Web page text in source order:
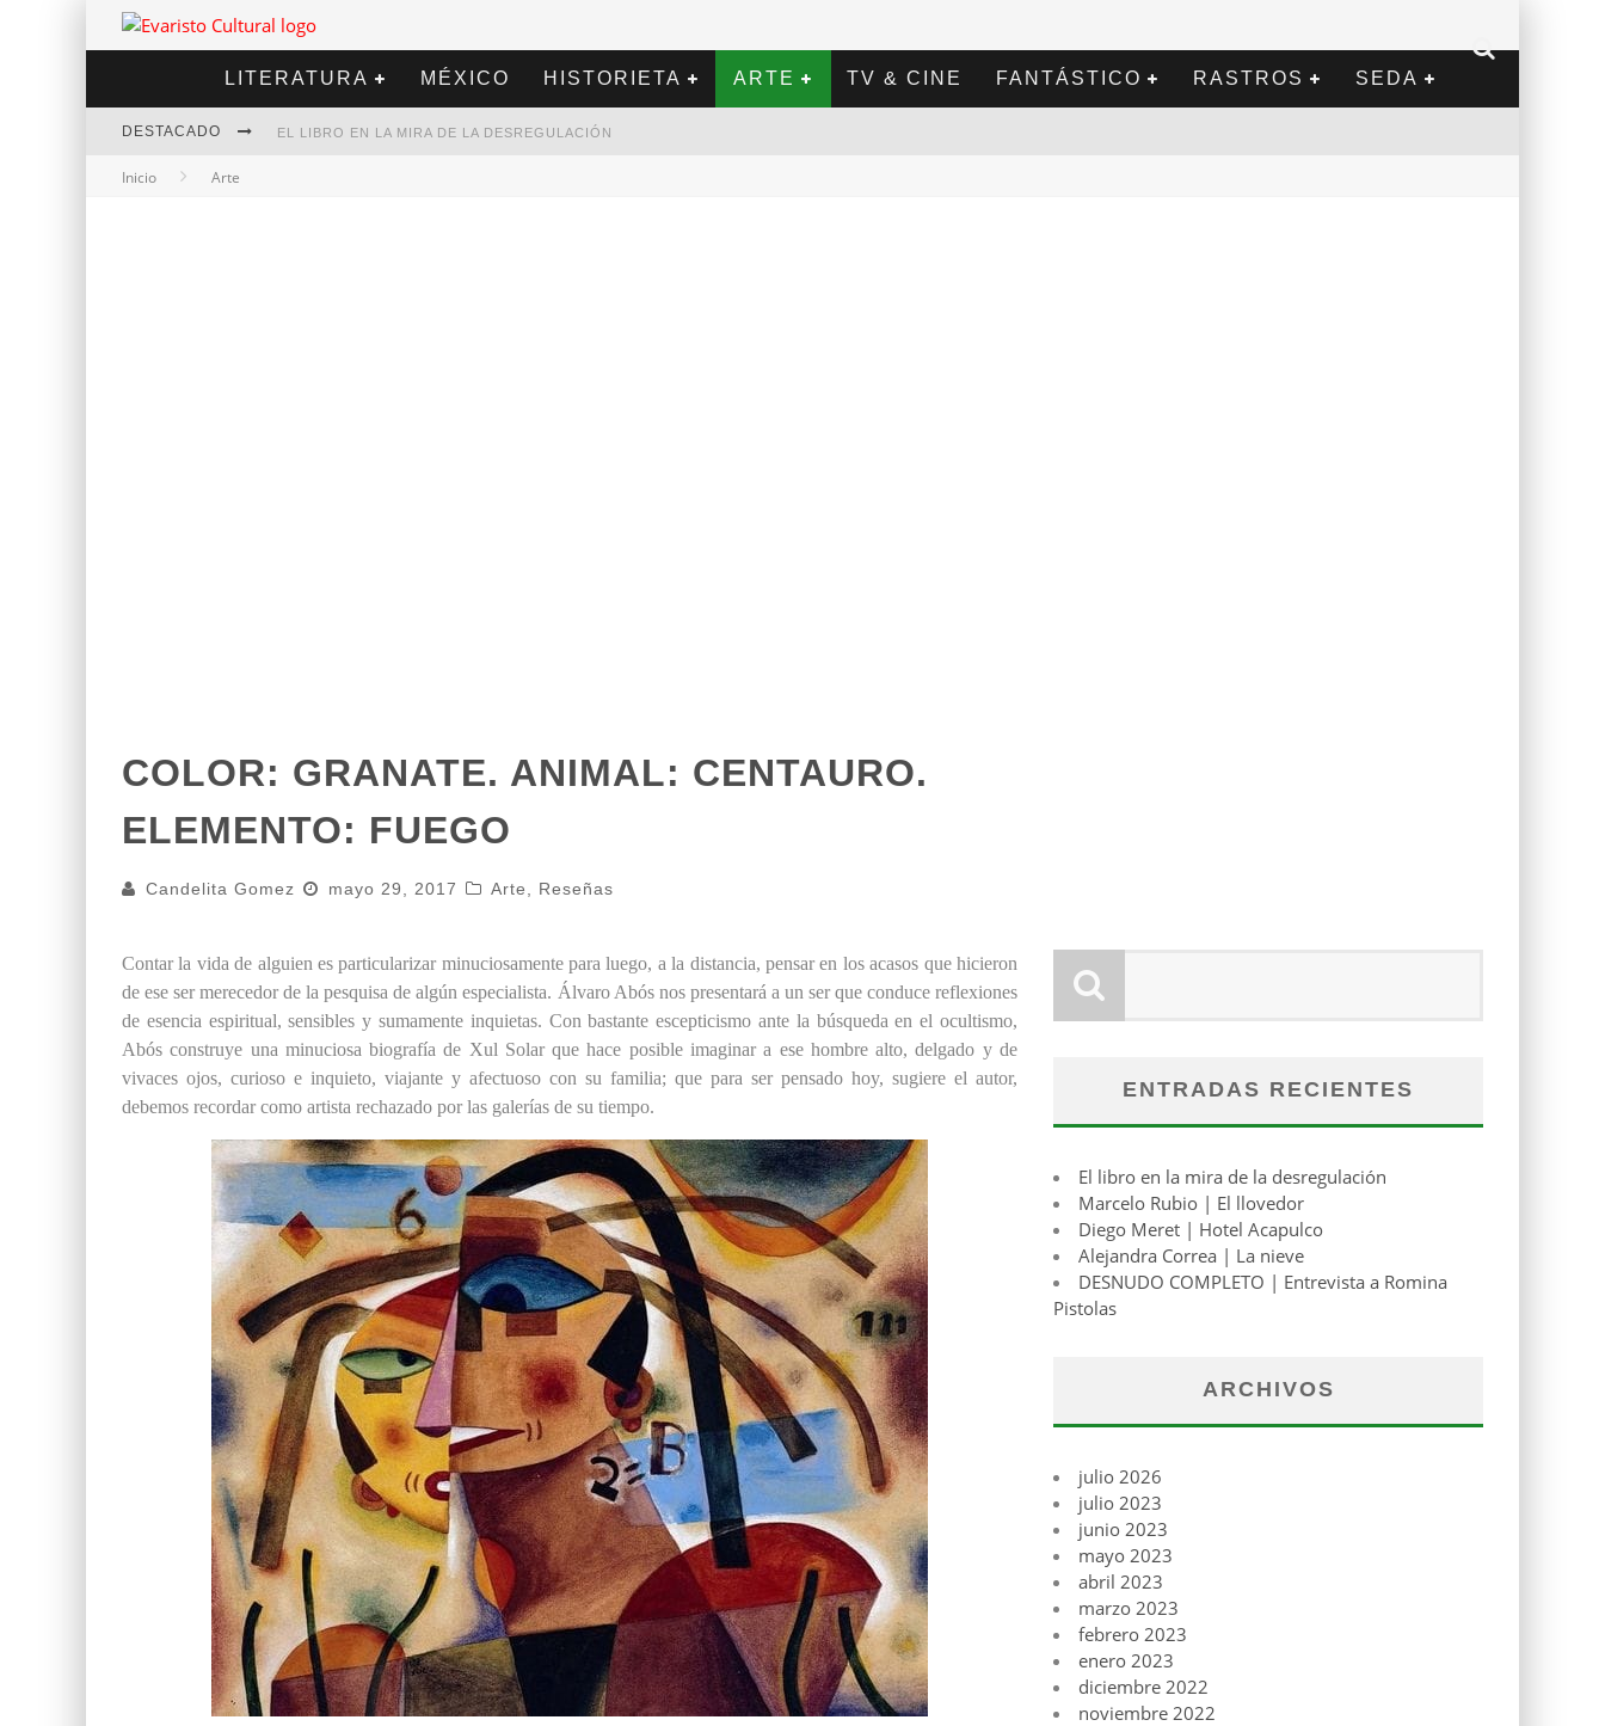
LITERATURA MÉXICO HISTORIETA ARTE TV & CINE FANTÁSTICO RASTROS SEDA
DESTACADO EL LIBRO EN LA MIRA DE LA DESREGULACIÓN
Inicio Arte
COLOR: GRANATE. ANIMAL: CENTAURO.
ELEMENTO: FUEGO
Candelita Gomez mayo 29, 2017 Arte Reseñas
Contar la vida de alguien es particularizar minuciosamente para luego, a la distancia, pensar en los acasos que hicieron
de ese ser merecedor de la pesquisa de algún especialista. Álvaro Abós nos presentará a un ser que conduce reflexiones
de esencia espiritual, sensibles y sumamente inquietas. Con bastante escepticismo ante la búsqueda en el ocultismo,
Abós construye una minuciosa biografía de Xul Solar que hace posible imaginar a ese hombre alto, delgado y de
vivaces ojos, curioso e inquieto, viajante y afectuoso con su familia; que para ser pensado hoy, sugiere el autor,
debemos recordar como artista rechazado por las galerías de su tiempo.
ENTRADAS RECIENTES
El libro en la mira de la desregulación
Marcelo Rubio | El llovedor
Diego Meret | Hotel Acapulco
Alejandra Correa | La nieve
DESNUDO COMPLETO | Entrevista a Romina
Pistolas
ARCHIVOS
julio 2026
julio 2023
junio 2023
mayo 2023
abril 2023
marzo 2023
febrero 2023
enero 2023
diciembre 2022
noviembre 2022